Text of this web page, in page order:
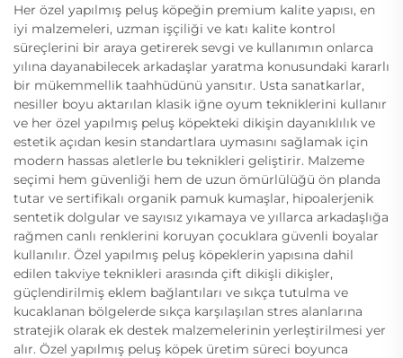
Her özel yapılmış peluş köpeğin premium kalite yapısı, en
iyi malzemeleri, uzman işçiliği ve katı kalite kontrol
süreçlerini bir araya getirerek sevgi ve kullanımın onlarca
yılına dayanabilecek arkadaşlar yaratma konusundaki kararlı
bir mükemmellik taahhüdünü yansıtır. Usta sanatkarlar,
nesiller boyu aktarılan klasik iğne oyum tekniklerini kullanır
ve her özel yapılmış peluş köpekteki dikişin dayanıklılık ve
estetik açıdan kesin standartlara uymasını sağlamak için
modern hassas aletlerle bu teknikleri geliştirir. Malzeme
seçimi hem güvenliği hem de uzun ömürlülüğü ön planda
tutar ve sertifikalı organik pamuk kumaşlar, hipoalerjenik
sentetik dolgular ve sayısız yıkamaya ve yıllarca arkadaşlığa
rağmen canlı renklerini koruyan çocuklara güvenli boyalar
kullanılır. Özel yapılmış peluş köpeklerin yapısına dahil
edilen takviye teknikleri arasında çift dikişli dikişler,
güçlendirilmiş eklem bağlantıları ve sıkça tutulma ve
kucaklanan bölgelerde sıkça karşılaşılan stres alanlarına
stratejik olarak ek destek malzemelerinin yerleştirilmesi yer
alır. Özel yapılmış peluş köpek üretim süreci boyunca